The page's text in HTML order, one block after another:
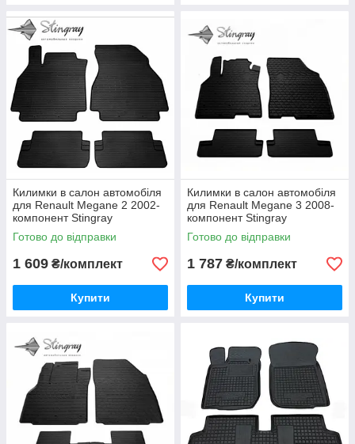
Килимки в салон автомобіля
для Renault Megane 2 2002-
компонент Stingray
Готово до відправки
1 609 ₴/комплект
Купити
Килимки в салон автомобіля
для Renault Megane 3 2008-
компонент Stingray
Готово до відправки
1 787 ₴/комплект
Купити